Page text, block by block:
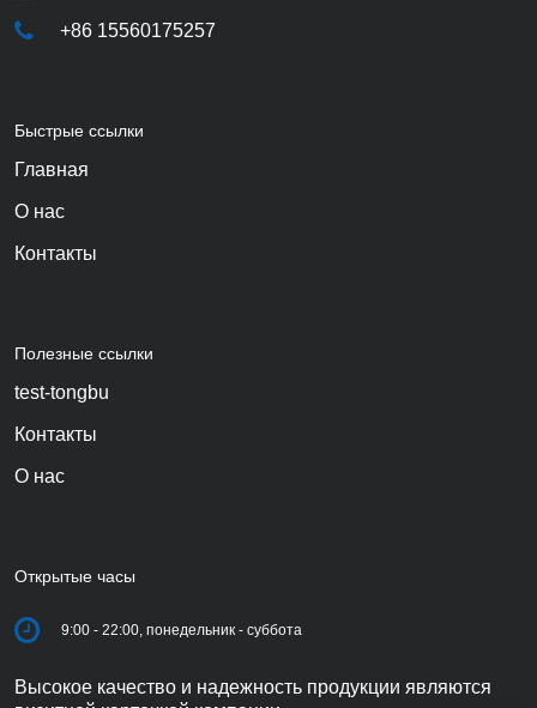
+86 15560175257
Быстрые ссылки
Главная
О нас
Контакты
Полезные ссылки
test-tongbu
Контакты
О нас
Открытые часы
9:00 - 22:00, понедельник - суббота
Высокое качество и надежность продукции являются